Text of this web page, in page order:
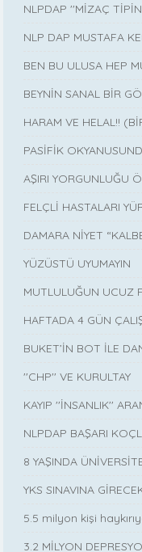
NLPDAP ''MİZAÇ
NLP DAP MUSTAFA
BEN BU ULUSA HEP
BEYNİN SANAL BİR
HARAM VE HELAL!!
PASİFİK
AŞIRI YORGUNLUĞU
FELÇLİ HASTALARI
DAMARA NİYET
YÜZÜSTÜ UYUMAYIN
MUTLULUĞUN UCUZ
HAFTADA 4 GÜN
BUKET’İN BOT İLE
''CHP'' VE KURULTAY
KAYIP ''İNSANLIK''
NLPDAP BAŞARI
8 YAŞINDA
YKS SINAVINA
5.5 milyon kişi
3.2 MİLYON